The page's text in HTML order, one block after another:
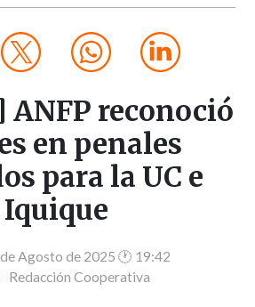
ANFP reconoció
en penales
para la UC e
Iquique
Agosto de 2025 🕐 19:42
Redacción Cooperativa